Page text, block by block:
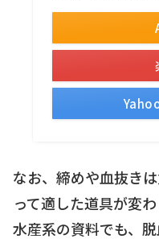
なお、締めや血抜き
って適した道具が変わ
水産系の資料でも、